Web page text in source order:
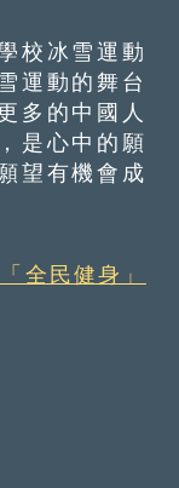
校冰雪運動
運動的舞台
多的中國人
是心中的願
望有機會成
全民健身」